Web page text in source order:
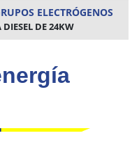
ELECTRÓGENOS
DE 24KW